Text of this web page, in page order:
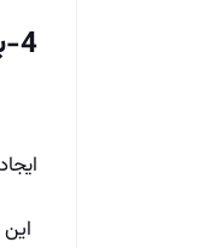
4-با مشتریان خود ارتباطات عمیق برقرار کنید